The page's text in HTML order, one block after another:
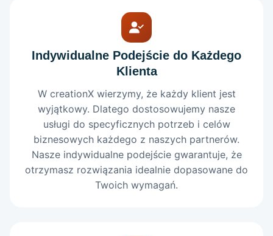
Indywidualne Podejście do Każdego
Klienta
W creationX wierzymy, że każdy klient jest
wyjątkowy. Dlatego dostosowujemy nasze
usługi do specyficznych potrzeb i celów
biznesowych każdego z naszych partnerów.
Nasze indywidualne podejście gwarantuje, że
otrzymasz rozwiązania idealnie dopasowane do
Twoich wymagań.